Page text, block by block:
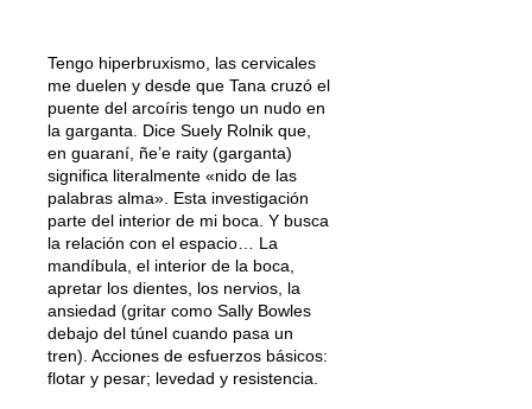
Tengo hiperbruxismo, las cervicales
me duelen y desde que Tana cruzó el
puente del arcoíris tengo un nudo en
la garganta. Dice Suely Rolnik que,
en guaraní, ñe’e raity (garganta)
significa literalmente «nido de las
palabras alma». Esta investigación
parte del interior de mi boca. Y busca
la relación con el espacio… La
mandíbula, el interior de la boca,
apretar los dientes, los nervios, la
ansiedad (gritar como Sally Bowles
debajo del túnel cuando pasa un
tren). Acciones de esfuerzos básicos:
flotar y pesar; levedad y resistencia.